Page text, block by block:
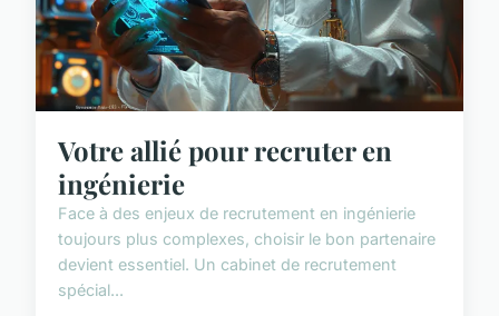
Votre allié pour recruter en
ingénierie
Face à des enjeux de recrutement en ingénierie
toujours plus complexes, choisir le bon partenaire
devient essentiel. Un cabinet de recrutement
spécial...